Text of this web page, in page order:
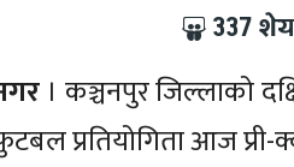
337
। कञ्चनपुर जिल्लाको
प्रतियोगिता आज